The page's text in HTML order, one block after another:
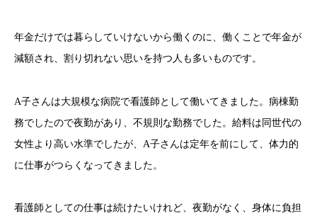
年金だけでは暮らしていけないから働くのに、働くことで年金が
減額され、割り切れない思いを持つ人も多いものです。
A子さんは大規模な病院で看護師として働いてきました。病棟勤
務でしたので夜勤があり、不規則な勤務でした。給料は同世代の
女性より高い水準でしたが、A子さんは定年を前にして、体力的
に仕事がつらくなってきました。
看護師としての仕事は続けたいけれど、夜勤がなく、身体に負担